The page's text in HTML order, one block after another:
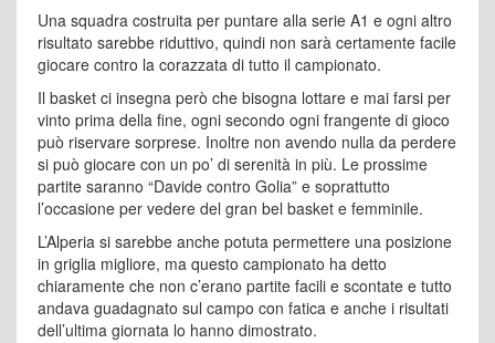
Una squadra costruita per puntare alla serie A1 e ogni altro
risultato sarebbe riduttivo, quindi non sarà certamente facile
giocare contro la corazzata di tutto il campionato.
Il basket ci insegna però che bisogna lottare e mai farsi per
vinto prima della fine, ogni secondo ogni frangente di gioco
può riservare sorprese. Inoltre non avendo nulla da perdere
si può giocare con un po’ di serenità in più. Le prossime
partite saranno “Davide contro Golia” e soprattutto
l’occasione per vedere del gran bel basket e femminile.
L’Alperia si sarebbe anche potuta permettere una posizione
in griglia migliore, ma questo campionato ha detto
chiaramente che non c’erano partite facili e scontate e tutto
andava guadagnato sul campo con fatica e anche i risultati
dell’ultima giornata lo hanno dimostrato.